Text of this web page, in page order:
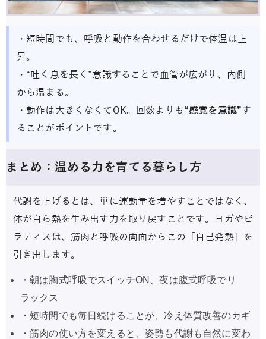
・短時間でも、呼吸と動作を合わせるだけで体温は上
昇。
・“吐く息を長く”意識することで血管が広がり、内側
から温まる。
・動作は大きくなくてOK。回数よりも “感覚を意識”す
ることがポイントです。
まとめ：温める力を育てる暮らし方
代謝を上げるとは、単に運動量を増やすことではなく、
体が自ら熱を生み出す力を取り戻すことです。ヨガやピ
ラティスは、筋肉と呼吸の両面からこの「自己発熱」を
引き出します。
・朝は胸式呼吸でスイッチON、夜は腹式呼吸でリ
ラックス
・短時間でも毎日続けることが、冷え体質改善のカギ
・筋肉の使い方を変えると、姿勢も代謝も自然に変わ